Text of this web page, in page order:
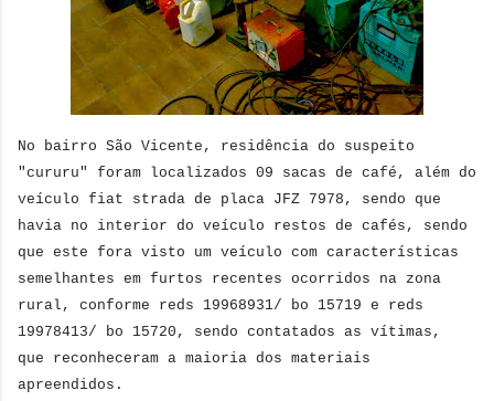
No bairro São Vicente, residência do suspeito
"cururu" foram localizados 09 sacas de café, além do
veículo fiat strada de placa JFZ 7978, sendo que
havia no interior do veículo restos de cafés, sendo
que este fora visto um veículo com características
semelhantes em furtos recentes ocorridos na zona
rural, conforme reds 19968931/ bo 15719 e reds
19978413/ bo 15720, sendo contatados as vítimas,
que reconheceram a maioria dos materiais
apreendidos.